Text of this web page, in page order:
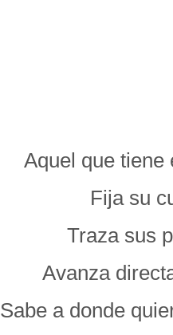
Aquel que tiene
Fija su
Traza sus
Avanza
Sabe a donde